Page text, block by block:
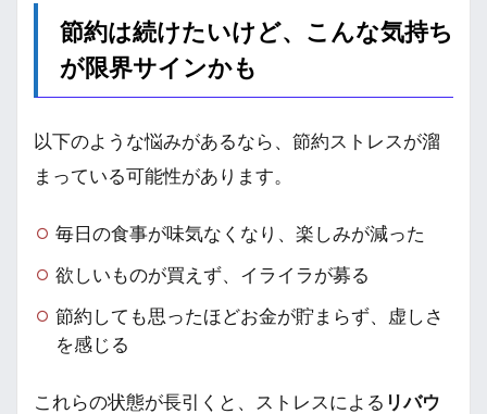
節約は続けたいけど、こんな気持ち
が限界サインかも
以下のような悩みがあるなら、節約ストレスが溜
まっている可能性があります。
毎日の食事が味気なくなり、楽しみが減った
欲しいものが買えず、イライラが募る
節約しても思ったほどお金が貯まらず、虚しさ
を感じる
これらの状態が長引くと、ストレスによる リバウ